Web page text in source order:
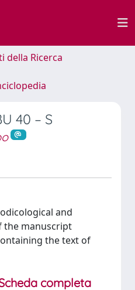
della Ricerca
40 – S
and
the manuscript
the text of
completa